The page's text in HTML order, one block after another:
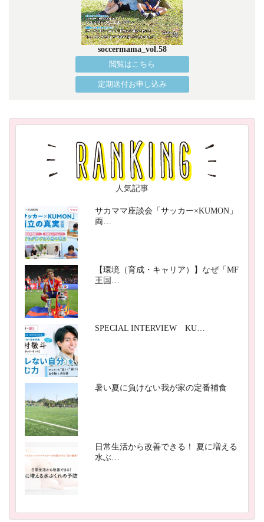
soccermama_vol.58
閲覧はこちら
定期送付お申し込み
人気記事
サカママ座談会「サッカー×KUMON」
両…
【環境（育成・キャリア）】なぜ「MF
王国…
SPECIAL INTERVIEW KU…
暑い夏に負けない我が家の定番補食
日常生活から改善できる！ 夏に増える
水ぶ…